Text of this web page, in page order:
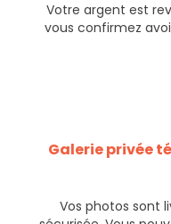
Votre argent est
vous confirmez
Galerie privée
Vos photos sont